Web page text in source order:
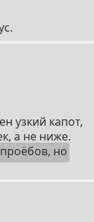
узкий капот,
а не ниже.
но